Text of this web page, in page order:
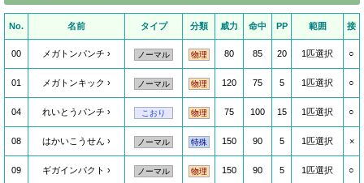
No. 名前 タイプ 分類 威力 命中 PP 範囲 接
00 メガトンパンチ ノーマル 物理 80 85 20 1匹選択 ○
01 メガトンキック ノーマル 物理 120 75 5 1匹選択 ○
04 れいとうパンチ こおり 物理 75 100 15 1匹選択 ○
08 はかいこうせん ノーマル 特殊 150 90 5 1匹選択 ×
09 ギガインパクト ノーマル 物理 150 90 5 1匹選択 ○